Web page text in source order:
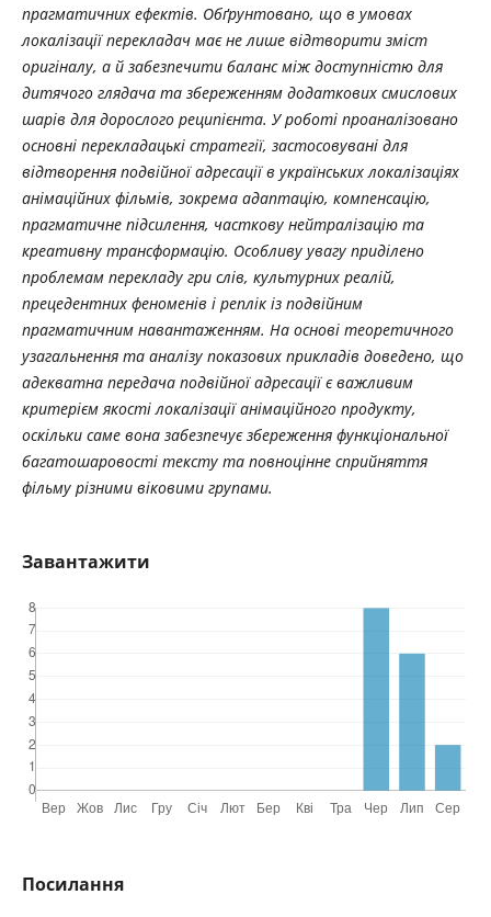
прагматичних ефектів. Обґрунтовано, що в умовах
локалізації перекладач має не лише відтворити зміст
оригіналу, а й забезпечити баланс між доступністю для
дитячого глядача та збереженням додаткових смислових
шарів для дорослого реципієнта. У роботі проаналізовано
основні перекладацькі стратегії, застосовувані для
відтворення подвійної адресації в українських локалізаціях
анімаційних фільмів, зокрема адаптацію, компенсацію,
прагматичне підсилення, часткову нейтралізацію та
креативну трансформацію. Особливу увагу приділено
проблемам перекладу гри слів, культурних реалій,
прецедентних феноменів і реплік із подвійним
прагматичним навантаженням. На основі теоретичного
узагальнення та аналізу показових прикладів доведено, що
адекватна передача подвійної адресації є важливим
критерієм якості локалізації анімаційного продукту,
оскільки саме вона забезпечує збереження функціональної
багатошаровості тексту та повноцінне сприйняття
фільму різними віковими групами.
Завантажити
Посилання